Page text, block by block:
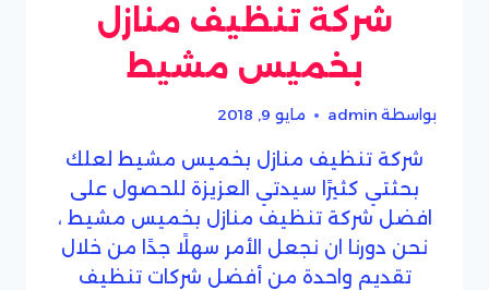
شركة تنظيف منازل
بخميس مشيط
بواسطة admin مايو 9, 2018
شركة تنظيف منازل بخميس مشيط لعلك
بحثتي كثيرًا سيدتي العزيزة للحصول على
افضل شركة تنظيف منازل بخميس مشيط ،
نحن دورنا ان نجعل الأمر سهلًا جدًا من خلال
تقديم واحدة من أفضل شركات تنظيف